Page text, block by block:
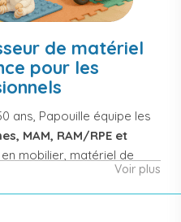
de matériel
pour les
ans, Papouille équipe les
MAM, RAM/RPE et
en mobilier, matériel de
pour structures
Notre offre couvre
Voir plus